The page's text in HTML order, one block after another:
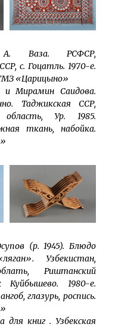
А. Ваза. РСФСР,
с. Гоцатль. 1970-е.
«Царицыно»
Мирамин Саидова.
Таджикская ССР,
область, Ур. 1985.
ткань, набойка.
(р. 1945). Блюдо
Узбекистан,
Риштанский
Куйбышево. 1980-е.
глазурь, роспись.
для книг . Узбекская